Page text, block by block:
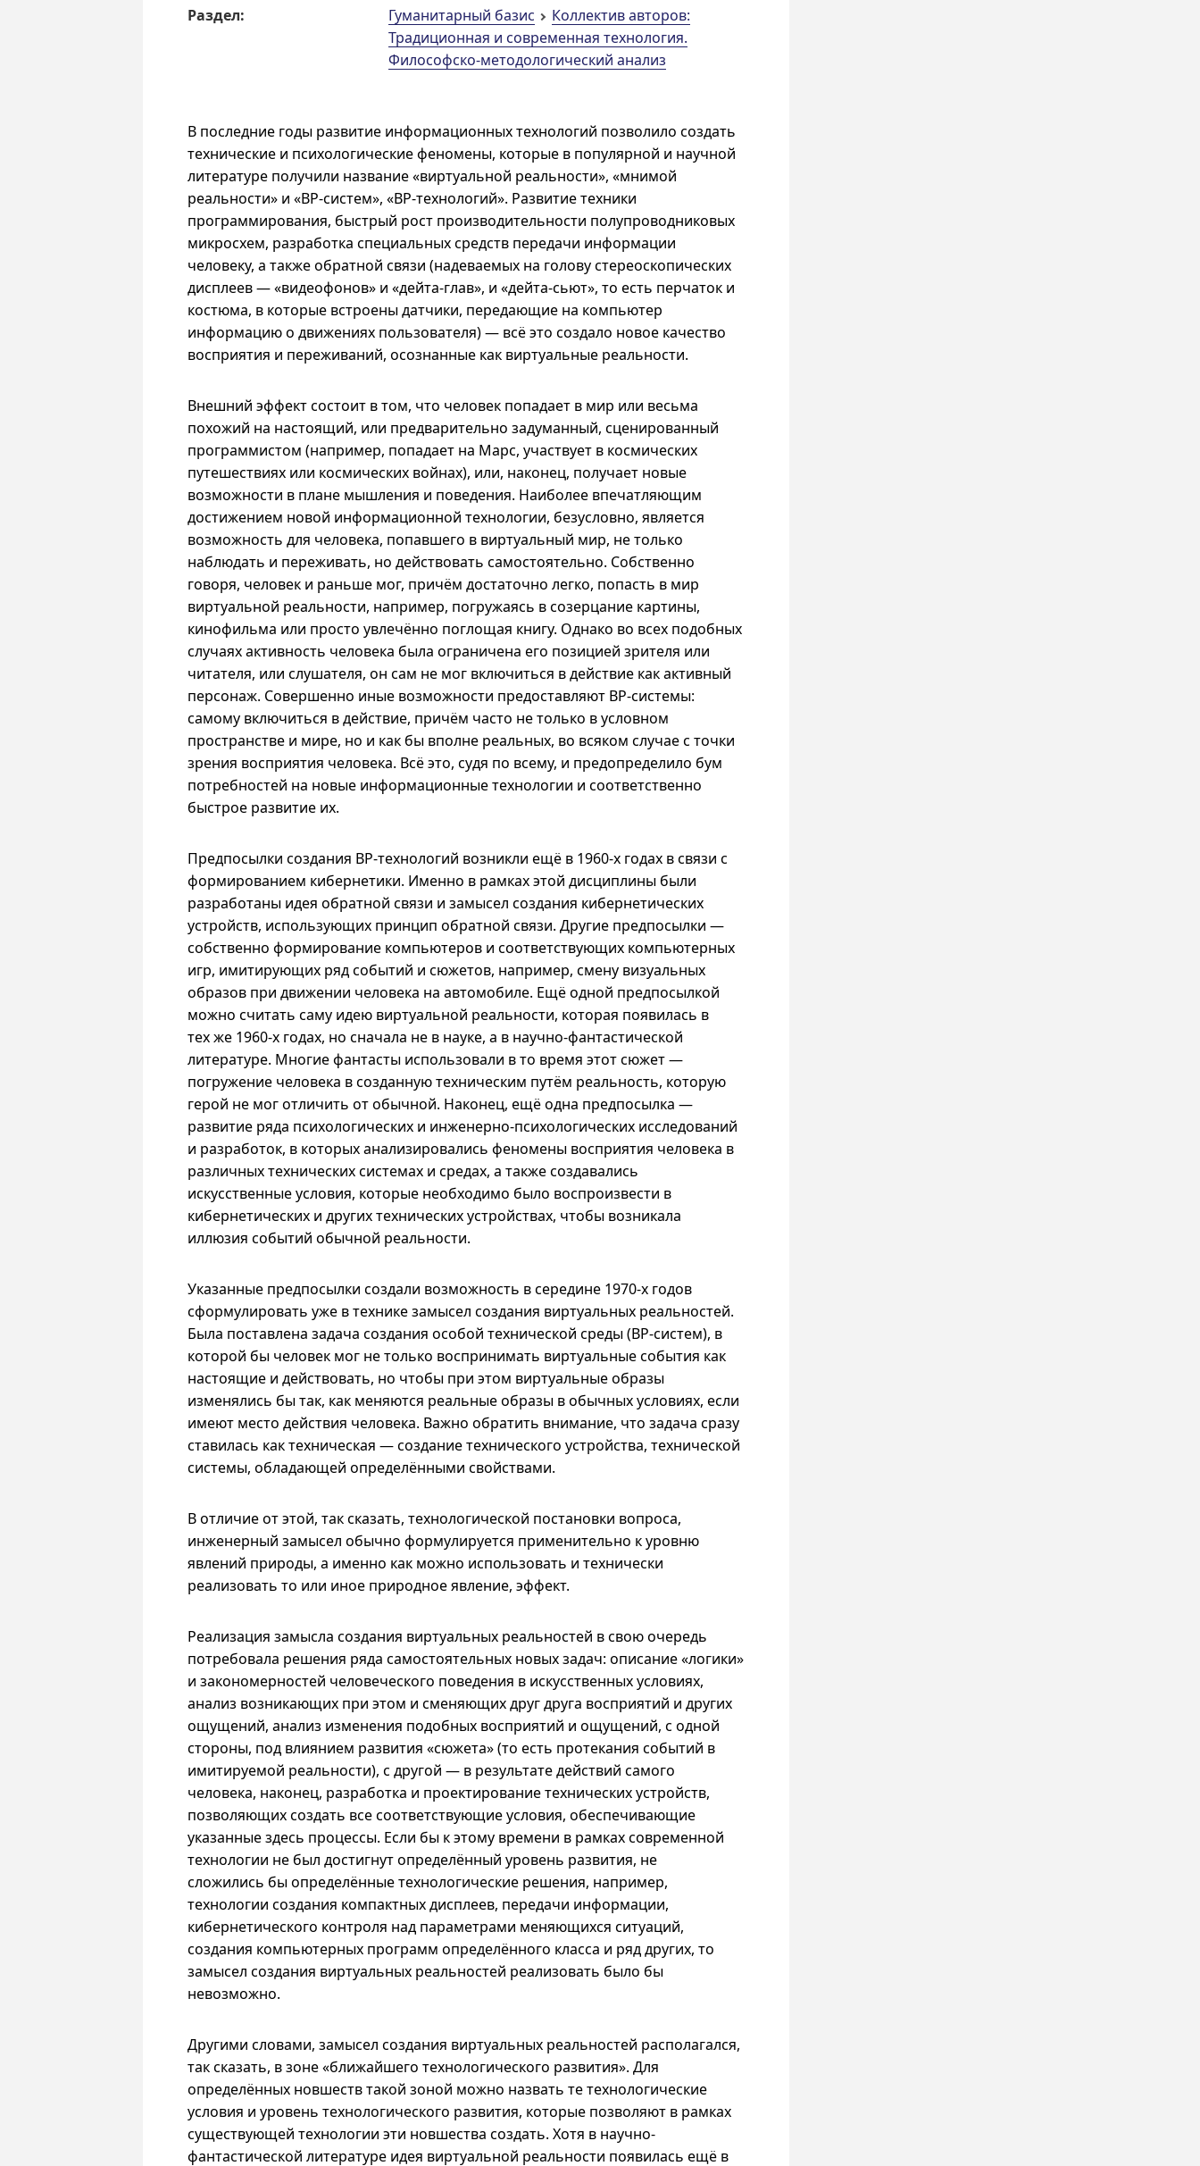
Раздел: Гуманитарный базис
Коллектив авторов:
Традиционная и современная технология.
Философско-методологический анализ
В последние годы развитие информационных технологий позволило создать
технические и психологические феномены, которые в популярной и научной
литературе получили название «виртуальной реальности», «мнимой
реальности» и «ВР-систем», «ВР-технологий». Развитие техники
программирования, быстрый рост производительности полупроводниковых
микросхем, разработка специальных средств передачи информации
человеку, а также обратной связи (надеваемых на голову стереоскопических
дисплеев — «видеофонов» и «дейта-глав», и «дейта-сьют», то есть перчаток и
костюма, в которые встроены датчики, передающие на компьютер
информацию о движениях пользователя) — всё это создало новое качество
восприятия и переживаний, осознанные как виртуальные реальности.
Внешний эффект состоит в том, что человек попадает в мир или весьма
похожий на настоящий, или предварительно задуманный, сценированный
программистом (например, попадает на Марс, участвует в космических
путешествиях или космических войнах), или, наконец, получает новые
возможности в плане мышления и поведения. Наиболее впечатляющим
достижением новой информационной технологии, безусловно, является
возможность для человека, попавшего в виртуальный мир, не только
наблюдать и переживать, но действовать самостоятельно. Собственно
говоря, человек и раньше мог, причём достаточно легко, попасть в мир
виртуальной реальности, например, погружаясь в созерцание картины,
кинофильма или просто увлечённо поглощая книгу. Однако во всех подобных
случаях активность человека была ограничена его позицией зрителя или
читателя, или слушателя, он сам не мог включиться в действие как активный
персонаж. Совершенно иные возможности предоставляют ВР-системы:
самому включиться в действие, причём часто не только в условном
пространстве и мире, но и как бы вполне реальных, во всяком случае с точки
зрения восприятия человека. Всё это, судя по всему, и предопределило бум
потребностей на новые информационные технологии и соответственно
быстрое развитие их.
Предпосылки создания ВР-технологий возникли ещё в 1960-х годах в связи с
формированием кибернетики. Именно в рамках этой дисциплины были
разработаны идея обратной связи и замысел создания кибернетических
устройств, использующих принцип обратной связи. Другие предпосылки —
собственно формирование компьютеров и соответствующих компьютерных
игр, имитирующих ряд событий и сюжетов, например, смену визуальных
образов при движении человека на автомобиле. Ещё одной предпосылкой
можно считать саму идею виртуальной реальности, которая появилась в
тех же 1960-х годах, но сначала не в науке, а в научно-фантастической
литературе. Многие фантасты использовали в то время этот сюжет —
погружение человека в созданную техническим путём реальность, которую
герой не мог отличить от обычной. Наконец, ещё одна предпосылка —
развитие ряда психологических и инженерно-психологических исследований
и разработок, в которых анализировались феномены восприятия человека в
различных технических системах и средах, а также создавались
искусственные условия, которые необходимо было воспроизвести в
кибернетических и других технических устройствах, чтобы возникала
иллюзия событий обычной реальности.
Указанные предпосылки создали возможность в середине 1970-х годов
сформулировать уже в технике замысел создания виртуальных реальностей.
Была поставлена задача создания особой технической среды (ВР-систем), в
которой бы человек мог не только воспринимать виртуальные события как
настоящие и действовать, но чтобы при этом виртуальные образы
изменялись бы так, как меняются реальные образы в обычных условиях, если
имеют место действия человека. Важно обратить внимание, что задача сразу
ставилась как техническая — создание технического устройства, технической
системы, обладающей определёнными свойствами.
В отличие от этой, так сказать, технологической постановки вопроса,
инженерный замысел обычно формулируется применительно к уровню
явлений природы, а именно как можно использовать и технически
реализовать то или иное природное явление, эффект.
Реализация замысла создания виртуальных реальностей в свою очередь
потребовала решения ряда самостоятельных новых задач: описание «логики»
и закономерностей человеческого поведения в искусственных условиях,
анализ возникающих при этом и сменяющих друг друга восприятий и других
ощущений, анализ изменения подобных восприятий и ощущений, с одной
стороны, под влиянием развития «сюжета» (то есть протекания событий в
имитируемой реальности), с другой — в результате действий самого
человека, наконец, разработка и проектирование технических устройств,
позволяющих создать все соответствующие условия, обеспечивающие
указанные здесь процессы. Если бы к этому времени в рамках современной
технологии не был достигнут определённый уровень развития, не
сложились бы определённые технологические решения, например,
технологии создания компактных дисплеев, передачи информации,
кибернетического контроля над параметрами меняющихся ситуаций,
создания компьютерных программ определённого класса и ряд других, то
замысел создания виртуальных реальностей реализовать было бы
невозможно.
Другими словами, замысел создания виртуальных реальностей располагался,
так сказать, в зоне «ближайшего технологического развития». Для
определённых новшеств такой зоной можно назвать те технологические
условия и уровень технологического развития, которые позволяют в рамках
существующей технологии эти новшества создать. Хотя в научно-
фантастической литературе идея виртуальной реальности появилась ещё в